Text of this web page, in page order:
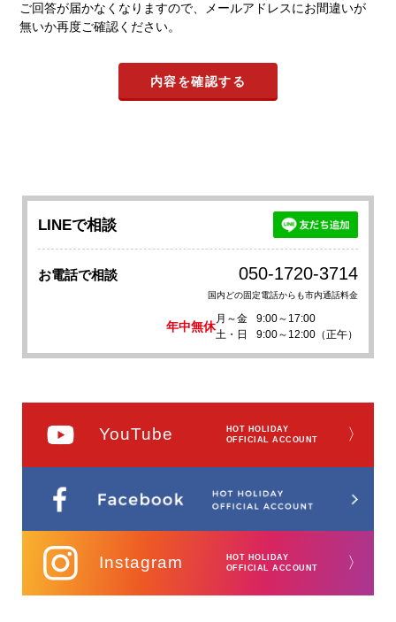
ご回答が届かなくなりますので、メールアドレスにお間違いが
無いか再度ご確認ください。
LINEで相談
お電話で相談 050-1720-3714
国内どの固定電話からも市内通話料金
年中無休
月～金
9:00～17:00
土・日
9:00～12:00（正午）
YouTube
HOT HOLIDAY
OFFICIAL ACCOUNT
〉
Instagram
HOT HOLIDAY
OFFICIAL ACCOUNT
〉